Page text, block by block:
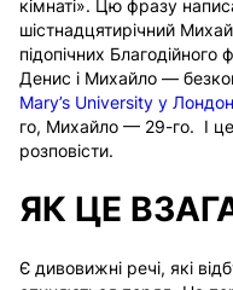
кімнаті». Цю фразу
шістнадцятирічний
підопічних
Денис і Михайло —
Mary’s University у
го, Михайло — 29-го. І
розповісти.
ЯК ЦЕ
Є дивовижні речі, які